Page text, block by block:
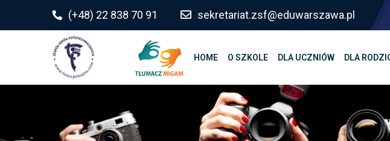
(+48) 22 838 70 91 sekretariat.zsf@eduwarszawa.pl
HOME O SZKOLE DLA UCZNIÓW DLA